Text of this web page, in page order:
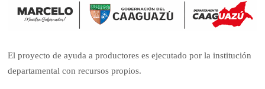
El proyecto de ayuda a productores es ejecutado por la institución
departamental con recursos propios.